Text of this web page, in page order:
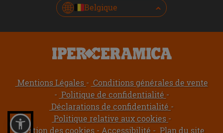
Belgique
Mentions Légales
Conditions générales de vente
Politique de confidentialité
Déclarations de confidentialité
Politique relative aux cookies
Gestion des cookies
Accessibilité Plan du site